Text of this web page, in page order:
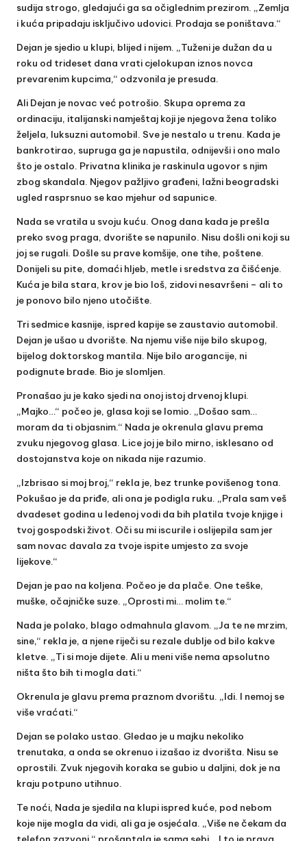
sudija strogo, gledajući ga sa očiglednim prezirom. „Zemlja
i kuća pripadaju isključivo udovici. Prodaja se poništava.“
Dejan je sjedio u klupi, blijed i nijem. „Tuženi je dužan da u
roku od trideset dana vrati cjelokupan iznos novca
prevarenim kupcima,“ odzvonila je presuda.
Ali Dejan je novac već potrošio. Skupa oprema za
ordinaciju, italijanski namještaj koji je njegova žena toliko
željela, luksuzni automobil. Sve je nestalo u trenu. Kada je
bankrotirao, supruga ga je napustila, odnijevši i ono malo
što je ostalo. Privatna klinika je raskinula ugovor s njim
zbog skandala. Njegov pažljivo građeni, lažni beogradski
ugled rasprsnuo se kao mjehur od sapunice.
Nada se vratila u svoju kuću. Onog dana kada je prešla
preko svog praga, dvorište se napunilo. Nisu došli oni koji su
joj se rugali. Došle su prave komšije, one tihe, poštene.
Donijeli su pite, domaći hljeb, metle i sredstva za čišćenje.
Kuća je bila stara, krov je bio loš, zidovi nesavršeni – ali to
je ponovo bilo njeno utočište.
Tri sedmice kasnije, ispred kapije se zaustavio automobil.
Dejan je ušao u dvorište. Na njemu više nije bilo skupog,
bijelog doktorskog mantila. Nije bilo arogancije, ni
podignute brade. Bio je slomljen.
Pronašao ju je kako sjedi na onoj istoj drvenoj klupi.
„Majko…“ počeo je, glasa koji se lomio. „Došao sam…
moram da ti objasnim.“ Nada je okrenula glavu prema
zvuku njegovog glasa. Lice joj je bilo mirno, isklesano od
dostojanstva koje on nikada nije razumio.
„Izbrisao si moj broj,“ rekla je, bez trunke povišenog tona.
Pokušao je da priđe, ali ona je podigla ruku. „Prala sam veš
dvadeset godina u ledenoj vodi da bih platila tvoje knjige i
tvoj gospodski život. Oči su mi iscurile i oslijepila sam jer
sam novac davala za tvoje ispite umjesto za svoje
lijekove.“
Dejan je pao na koljena. Počeo je da plače. One teške,
muške, očajničke suze. „Oprosti mi… molim te.“
Nada je polako, blago odmahnula glavom. „Ja te ne mrzim,
sine,“ rekla je, a njene riječi su rezale dublje od bilo kakve
kletve. „Ti si moje dijete. Ali u meni više nema apsolutno
ništa što bih ti mogla dati.“
Okrenula je glavu prema praznom dvorištu. „Idi. I nemoj se
više vraćati.“
Dejan se polako ustao. Gledao je u majku nekoliko
trenutaka, a onda se okrenuo i izašao iz dvorišta. Nisu se
oprostili. Zvuk njegovih koraka se gubio u daljini, dok je na
kraju potpuno utihnuo.
Te noći, Nada je sjedila na klupi ispred kuće, pod nebom
koje nije mogla da vidi, ali ga je osjećala. „Više ne čekam da